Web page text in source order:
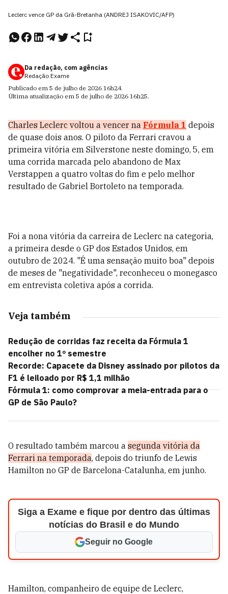
Leclerc vence GP da Grã-Bretanha (ANDREJ ISAKOVIC/AFP)
Da redação, com agências
Redação Exame
Publicado em 5 de julho de 2026 16h24.
Última atualização em 5 de julho de 2026 16h25.
Charles Leclerc voltou a vencer na Fórmula 1 depois
de quase dois anos. O piloto da Ferrari cravou a
primeira vitória em Silverstone neste domingo, 5, em
uma corrida marcada pelo abandono de Max
Verstappen a quatro voltas do fim e pelo melhor
resultado de Gabriel Bortoleto na temporada.
Foi a nona vitória da carreira de Leclerc na categoria,
a primeira desde o GP dos Estados Unidos, em
outubro de 2024. "É uma sensação muito boa" depois
de meses de "negatividade", reconheceu o monegasco
em entrevista coletiva após a corrida.
Veja também
Redução de corridas faz receita da Fórmula 1
encolher no 1º semestre
Recorde: Capacete da Disney assinado por pilotos da
F1 é leiloado por R$ 1,1 milhão
Fórmula 1: como comprovar a meia-entrada para o
GP de São Paulo?
O resultado também marcou a segunda vitória da
Ferrari na temporada, depois do triunfo de Lewis
Hamilton no GP de Barcelona-Catalunha, em junho.
Siga a Exame e fique por dentro das últimas
notícias do Brasil e do Mundo
Seguir no Google
Hamilton, companheiro de equipe de Leclerc,